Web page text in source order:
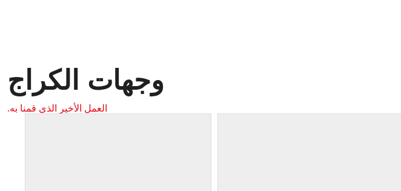
وجهات الكراج
العمل الأخير الذي قمنا به.